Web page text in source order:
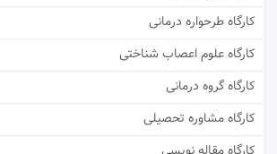
کارگاه طرحواره درمانی
کارگاه علوم اعصاب شناختی
کارگاه گروه درمانی
کارگاه مشاوره تحصیلی